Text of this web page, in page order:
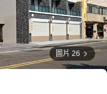
圖片 26